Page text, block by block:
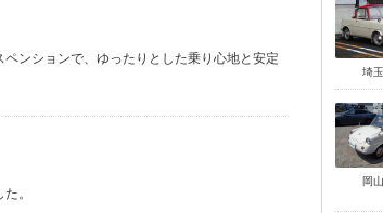
ンションで、ゆったりとした乗り心地と安定
。
埼
岡